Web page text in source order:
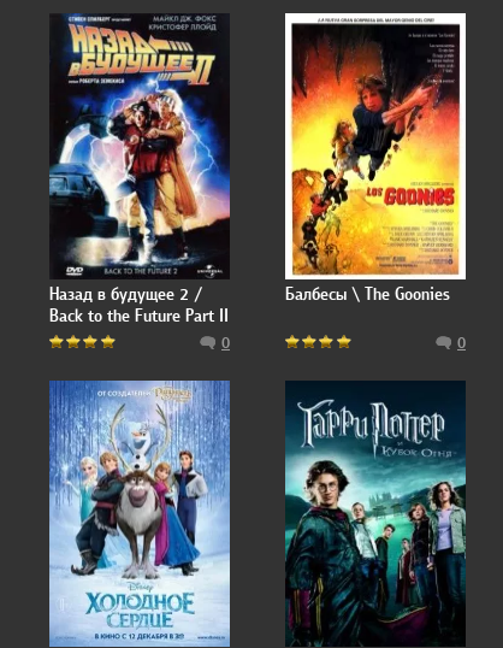
Назад в будущее 2 /
Back to the Future Part II
0
Балбесы \ The Goonies
0